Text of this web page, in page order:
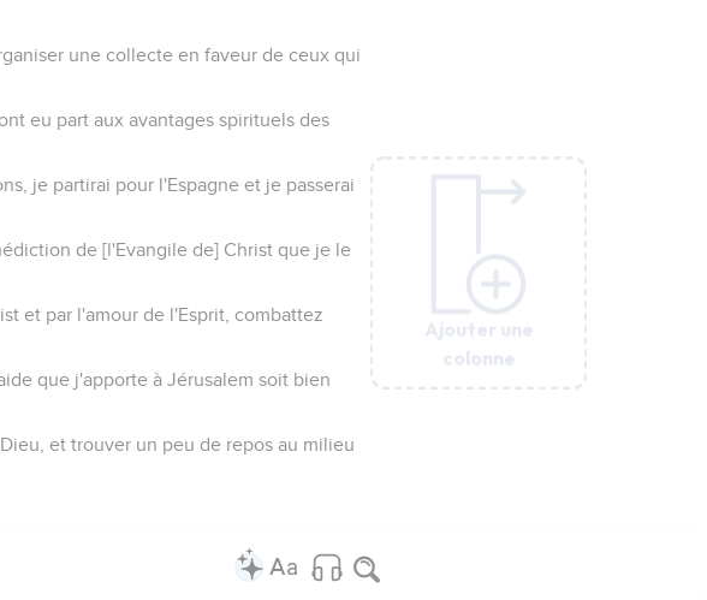
Ajouter une
colonne
une collecte en faveur de ceux qui
eu part aux avantages spirituels des
je partirai pour l'Espagne et je passerai
de [l'Evangile de] Christ que je le
et par l'amour de l'Esprit, combattez
que j'apporte à Jérusalem soit bien
et trouver un peu de repos au milieu
Ajouter une
colonne
Ajouter une
colonne
Ajouter une
colonne
Ajouter une
colonne